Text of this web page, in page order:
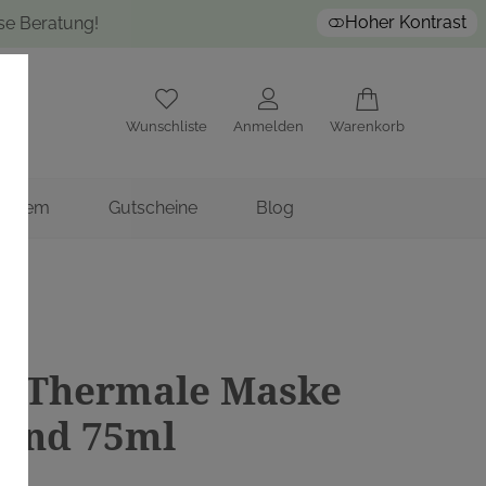
Beratung! Hoher Kontrast
Wunschliste Anmelden Warenkorb
Gutscheine Blog
Thermale Maske
75ml